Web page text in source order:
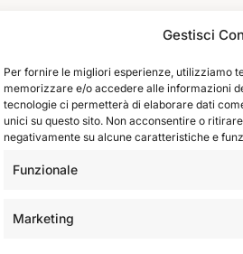
Gestisci
Per fornire le migliori esperienze, utilizziamo
memorizzare e/o accedere alle informazioni
tecnologie ci permetterà di elaborare dati
unici su questo sito. Non acconsentire o
negativamente su alcune caratteristiche e
Funzionale
Marketing
CUS Unical
2025
by Hadōken
Agency